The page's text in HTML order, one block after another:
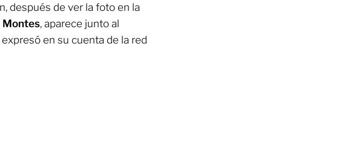
después de ver la foto en la
Montes, aparece junto al
expresó en su cuenta de la red